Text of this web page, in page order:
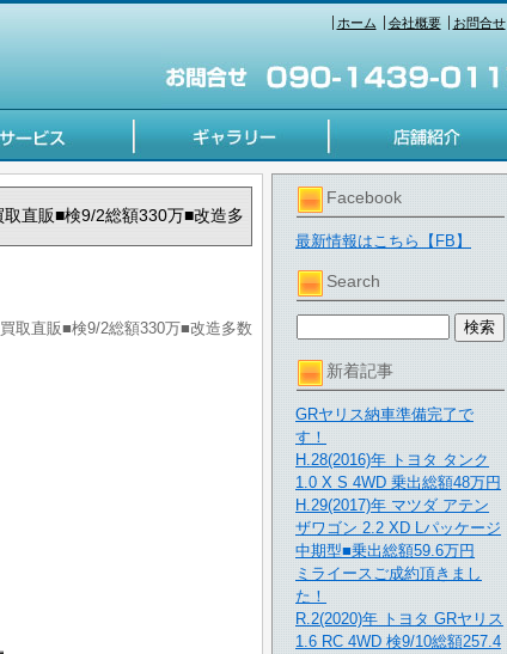
ホーム 会社概要 お問合せ
Facebook
最新情報はこちら【FB】
Search
新着記事
GRヤリス納車準備完了で
す！
H.28(2016)年 トヨタ タンク
1.0 X S 4WD 乗出総額48万円
H.29(2017)年 マツダ アテン
ザワゴン 2.2 XD Lパッケージ
中期型■乗出総額59.6万円
ミライースご成約頂きまし
た！
R.2(2020)年 トヨタ GRヤリス
1.6 RC 4WD 検9/10総額257.4
直販■検9/2総額330万■改造多
取直販■検9/2総額330万■改造多数